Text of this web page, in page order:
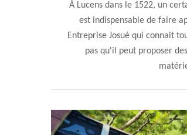
À Lucens dans le 1522, un
est indispensable de faire
Entreprise Josué qui connait
pas qu'il peut proposer